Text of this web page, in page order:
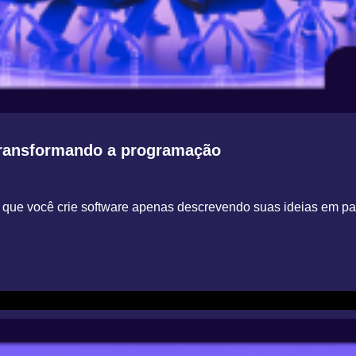
a programação
você crie software apenas descrevendo suas ideias em